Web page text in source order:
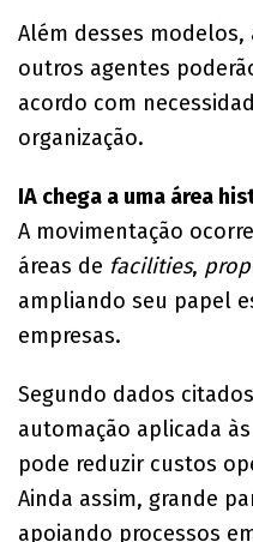
Além desses
outros agentes
acordo com
organização.
IA chega a uma área
A movimentação
áreas de facilities,
ampliando seu papel
empresas.
Segundo dados
automação aplicada
pode reduzir custos
Ainda assim, grande
apoiando processos